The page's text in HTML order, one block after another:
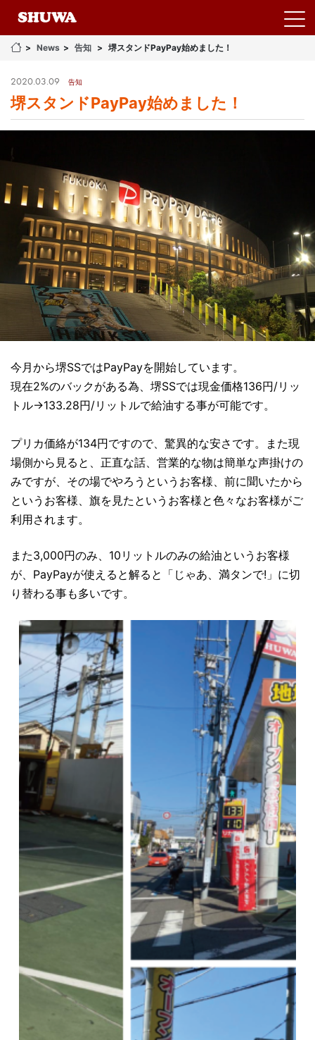
News 告知 堺スタンドPayPay始めました！
2020.03.09 告知
堺スタンドPayPay始めました！
今月から堺SSではPayPayを開始しています。
現在2%のバックがある為、堺SSでは現金価格136円/リッ
トル→133.28円/リットルで給油する事が可能です。
プリカ価絡が134円ですので、驚異的な安さです。また現
場側から見ると、正直な話、営業的な物は簡単な声掛けの
みですが、その場でやろうというお客様、前に聞いたから
というお客様、旗を見たというお客様と色々なお客様がご
利用されます。
また3,000円のみ、10リットルのみの給油というお客様
が、PayPayが使えると解ると「じゃあ、満タンで!」に切
り替わる事も多いです。